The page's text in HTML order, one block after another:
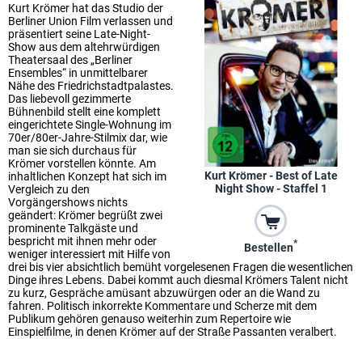
Kurt Krömer - Best of Late
Night Show - Staffel 1
Bestellen*
Kurt Krömer hat das Studio der
Berliner Union Film verlassen und
präsentiert seine Late-Night-
Show aus dem altehrwürdigen
Theatersaal des „Berliner
Ensembles“ in unmittelbarer
Nähe des Friedrichstadtpalastes.
Das liebevoll gezimmerte
Bühnenbild stellt eine komplett
eingerichtete Single-Wohnung im
70er/80er-Jahre-Stilmix dar, wie
man sie sich durchaus für
Krömer vorstellen könnte. Am
inhaltlichen Konzept hat sich im
Vergleich zu den
Vorgängershows nichts
geändert: Krömer begrüßt zwei
prominente Talkgäste und
bespricht mit ihnen mehr oder
weniger interessiert mit Hilfe von
drei bis vier absichtlich bemüht vorgelesenen Fragen die wesentlichen
Dinge ihres Lebens. Dabei kommt auch diesmal Krömers Talent nicht
zu kurz, Gespräche amüsant abzuwürgen oder an die Wand zu
fahren. Politisch inkorrekte Kommentare und Scherze mit dem
Publikum gehören genauso weiterhin zum Repertoire wie
Einspielfilme, in denen Krömer auf der Straße Passanten veralbert.